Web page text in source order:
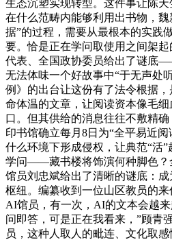
生态沉塑实现转型。这件事让陈
在什么范畴内能够利用出书物，
据”的过程，需要从最根本的实践
要。恰是正在学问取使用之间架
代表、全国政协委员给出了谜底
无法体味一个好故事中“于无声处
例》的出台让这份有了法令根据
命体温的文章，让阅读资本像毛
口。但其供给的消息往往不敷精
印书馆确立每月8日为“全平易近
什么环境下形成侵权，让典范“活
学问——藏书楼将饰演何种脚色？
馆员刘忠斌给出了清晰的谜底：
枢纽。编纂收到一位山区教员的
AI馆员，有一次，AI的文本会越
问即答，可是正在我看来，”顾青
员，这种人取人的毗连、文化取